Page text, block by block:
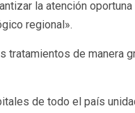
la atención
regional».
de manera
de todo el país